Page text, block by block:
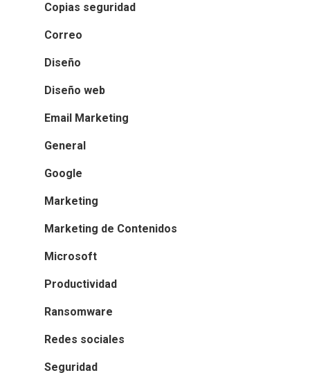
Copias seguridad
Correo
Diseño
Diseño web
Email Marketing
General
Google
Marketing
Marketing de Contenidos
Microsoft
Productividad
Ransomware
Redes sociales
Seguridad